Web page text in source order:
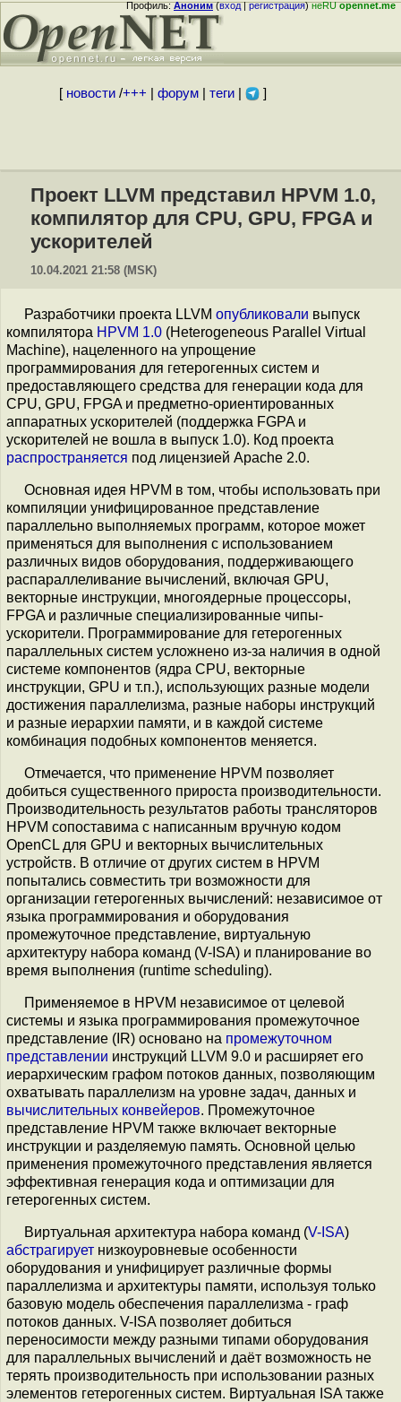
Профиль:Аноним(вход|регистрация)неRUopennet.me
[ новости/+++ форум| теги| ]
Проект LLVM представил HPVM 1.0,
компилятор для CPU, GPU, FPGA и
ускорителей
10.04.2021 21:58 (MSK)
Разработчики проекта LLVM опубликовали выпуск
компилятора HPVM 1.0 (Heterogeneous Parallel Virtual
Machine), нацеленного на упрощение
программирования для гетерогенных систем и
предоставляющего средства для генерации кода для
CPU, GPU, FPGA и предметно-ориентированных
аппаратных ускорителей (поддержка FGPA и
ускорителей не вошла в выпуск 1.0). Код проекта
распространяется под лицензией Apache 2.0.
Основная идея HPVM в том, чтобы использовать при
компиляции унифицированное представление
параллельно выполняемых программ, которое может
применяться для выполнения с использованием
различных видов оборудования, поддерживающего
распараллеливание вычислений, включая GPU,
векторные инструкции, многоядерные процессоры,
FPGA и различные специализированные чипы-
ускорители. Программирование для гетерогенных
параллельных систем усложнено из-за наличия в одной
системе компонентов (ядра CPU, векторные
инструкции, GPU и т.п.), использующих разные модели
достижения параллелизма, разные наборы инструкций
и разные иерархии памяти, и в каждой системе
комбинация подобных компонентов меняется.
Отмечается, что применение HPVM позволяет
добиться существенного прироста производительности.
Производительность результатов работы трансляторов
HPVM сопоставима с написанным вручную кодом
OpenCL для GPU и векторных вычислительных
устройств. В отличие от других систем в HPVM
попытались совместить три возможности для
организации гетерогенных вычислений: независимое от
языка программирования и оборудования
промежуточное представление, виртуальную
архитектуру набора команд (V-ISA) и планирование во
время выполнения (runtime scheduling).
Применяемое в HPVM независимое от целевой
системы и языка программирования промежуточное
представление (IR) основано на промежуточном
представлении инструкций LLVM 9.0 и расширяет его
иерархическим графом потоков данных, позволяющим
охватывать параллелизм на уровне задач, данных и
вычислительных конвейеров. Промежуточное
представление HPVM также включает векторные
инструкции и разделяемую память. Основной целью
применения промежуточного представления является
эффективная генерация кода и оптимизации для
гетерогенных систем.
Виртуальная архитектура набора команд (V-ISA)
абстрагирует низкоуровневые особенности
оборудования и унифицирует различные формы
параллелизма и архитектуры памяти, используя только
базовую модель обеспечения параллелизма - граф
потоков данных. V-ISA позволяет добиться
переносимости между разными типами оборудования
для параллельных вычислений и даёт возможность не
терять производительность при использовании разных
элементов гетерогенных систем. Виртуальная ISA также